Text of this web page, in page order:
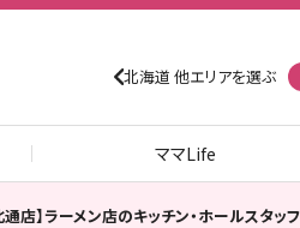
北海道 他エリアを選ぶ
ママLife
店】ラーメン店のキッチン・ホールスタッ